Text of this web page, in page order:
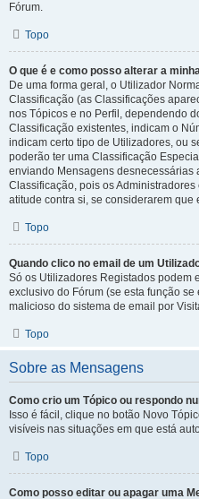
Fórum.
Topo
O que é e como posso alterar a
De uma forma geral, o Utilizador
Classificação (as Classificações
nos Tópicos e no Perfil, dependendo
Classificação existentes, indicam o
indicam certo tipo de Utilizadores, ou
poderão ter uma Classificação
enviando Mensagens
Classificação, pois os
atitude contra si, se considerarem que
Topo
Quando clico no email de um
Só os Utilizadores Registados podem
exclusivo do Fórum (se esta função
malicioso do sistema de email por
Topo
Sobre as Mensagens
Como crio um Tópico ou respondo
Isso é fácil, clique no botão Novo
visíveis nas situações em que está
Topo
Como posso editar ou apagar uma